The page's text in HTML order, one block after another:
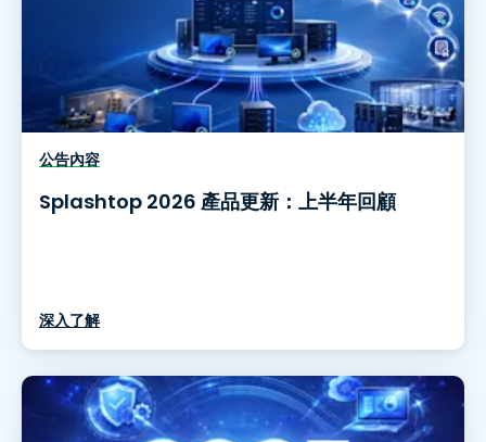
公告內容
Splashtop 2026 產品更新：上半年回顧
深入了解